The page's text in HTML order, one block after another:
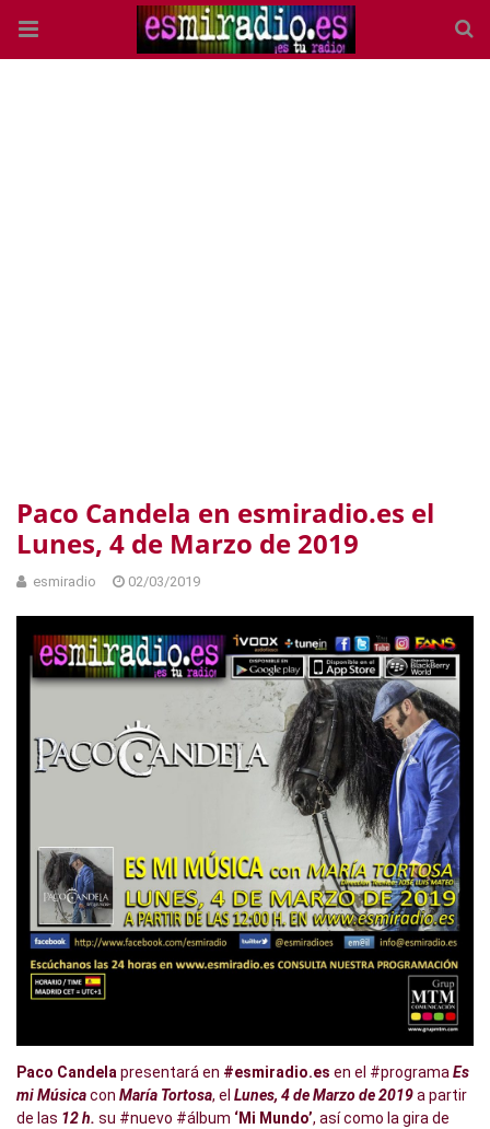
Paco Candela en esmiradio.es el
Lunes, 4 de Marzo de 2019
esmiradio 02/03/2019
Paco Candela presentará en #esmiradio.es en el #programa Es
mi Músicacon María Tortosa, el Lunes, 4 de Marzo de 2019a partir
de las 12 h. su #nuevo #álbum ‘Mi Mundo’, así como la gira de